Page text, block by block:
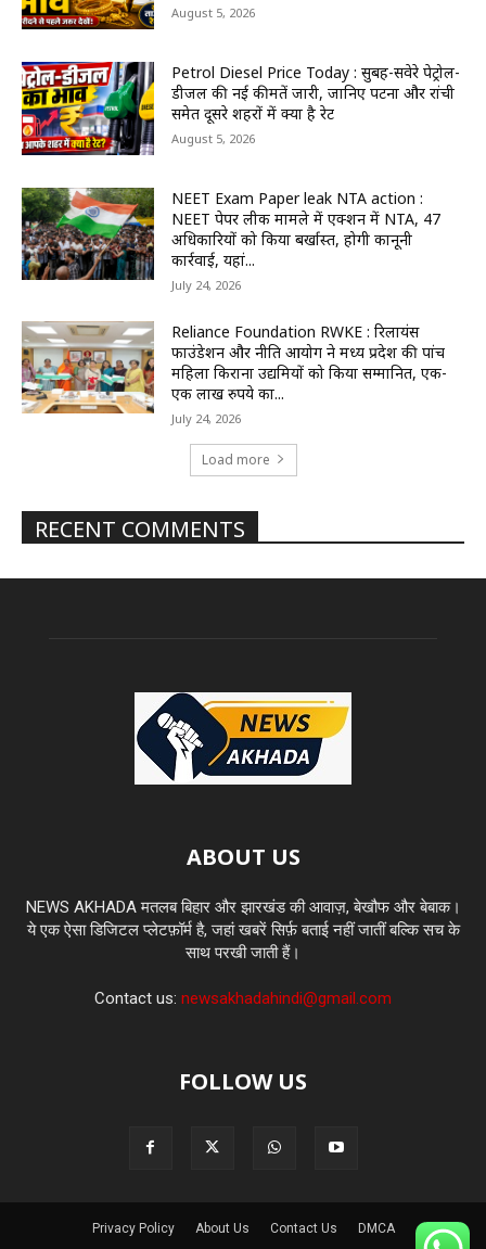
August 5, 2026
Petrol Diesel Price Today : सुबह-सवेरे पेट्रोल-
डीजल की नई कीमतें जारी, जानिए पटना और रांची
समेत दूसरे शहरों में क्या है रेट
August 5, 2026
NEET Exam Paper leak NTA action :
NEET पेपर लीक मामले में एक्शन में NTA, 47
अधिकारियों को किया बर्खास्त, होगी कानूनी
कार्रवाई, यहां...
July 24, 2026
Reliance Foundation RWKE : रिलायंस
फाउंडेशन और नीति आयोग ने मध्य प्रदेश की पांच
महिला किराना उद्यमियों को किया सम्मानित, एक-
एक लाख रुपये का...
July 24, 2026
Load more
RECENT COMMENTS
ABOUT US
NEWS AKHADA मतलब बिहार और झारखंड की आवाज़, बेखौफ और बेबाक।
ये एक ऐसा डिजिटल प्लेटफ़ॉर्म है, जहां खबरें सिर्फ़ बताई नहीं जातीं बल्कि सच के
साथ परखी जाती हैं।
Contact us: newsakhadahindi@gmail.com
FOLLOW US
Privacy Policy About Us Contact Us DMCA